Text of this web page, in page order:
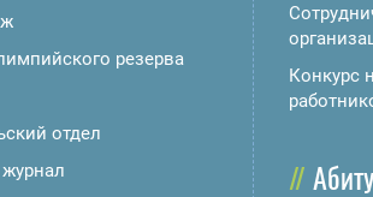
резерва
отдел
Конкурс